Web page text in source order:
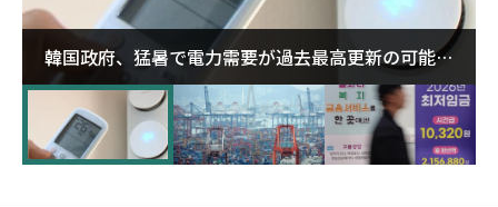
韓国政府、猛暑で電力需要が過去最高更新の可能性
に需給対応体制を点検